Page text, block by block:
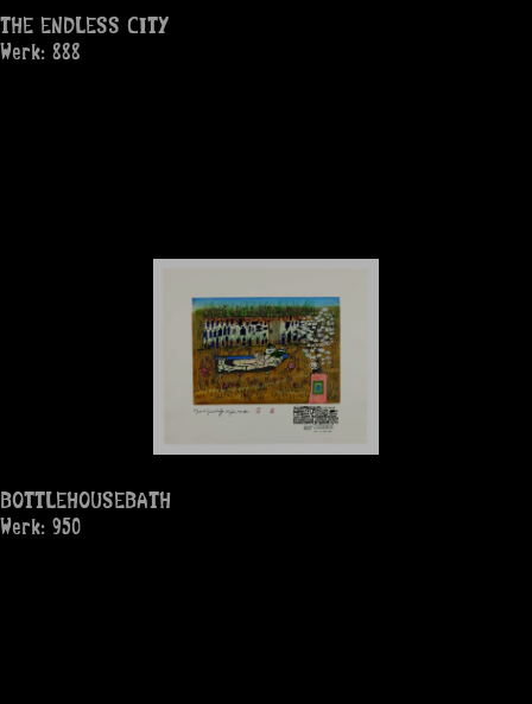
THE ENDLESS CITY
Werk: 888
BOTTLEHOUSEBATH
Werk: 950